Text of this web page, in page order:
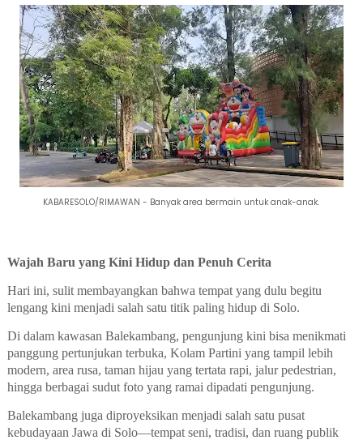
KABARESOLO/RIMAWAN - Banyak area bermain untuk anak-anak.
Wajah Baru yang Kini Hidup dan Penuh Cerita
Hari ini, sulit membayangkan bahwa tempat yang dulu begitu
lengang kini menjadi salah satu titik paling hidup di Solo.
Di dalam kawasan Balekambang, pengunjung kini bisa menikmati
panggung pertunjukan terbuka, Kolam Partini yang tampil lebih
modern, area rusa, taman hijau yang tertata rapi, jalur pedestrian,
hingga berbagai sudut foto yang ramai dipadati pengunjung.
Balekambang juga diproyeksikan menjadi salah satu pusat
kebudayaan Jawa di Solo—tempat seni, tradisi, dan ruang publik